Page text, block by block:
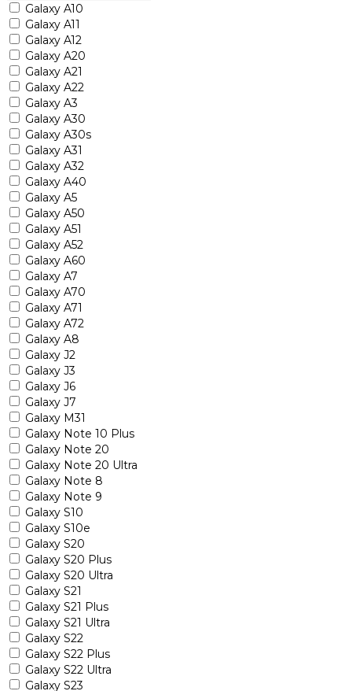
Galaxy A10
Galaxy A11
Galaxy A12
Galaxy A20
Galaxy A21
Galaxy A22
Galaxy A3
Galaxy A30
Galaxy A30s
Galaxy A31
Galaxy A32
Galaxy A40
Galaxy A5
Galaxy A50
Galaxy A51
Galaxy A52
Galaxy A60
Galaxy A7
Galaxy A70
Galaxy A71
Galaxy A72
Galaxy A8
Galaxy J2
Galaxy J3
Galaxy J6
Galaxy J7
Galaxy M31
Galaxy Note 10 Plus
Galaxy Note 20
Galaxy Note 20 Ultra
Galaxy Note 8
Galaxy Note 9
Galaxy S10
Galaxy S10e
Galaxy S20
Galaxy S20 Plus
Galaxy S20 Ultra
Galaxy S21
Galaxy S21 Plus
Galaxy S21 Ultra
Galaxy S22
Galaxy S22 Plus
Galaxy S22 Ultra
Galaxy S23